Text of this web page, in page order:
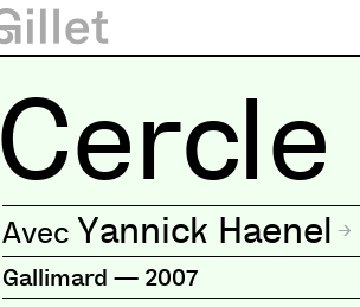
Cercle
Yannick Haenel
Gallimard — 2007